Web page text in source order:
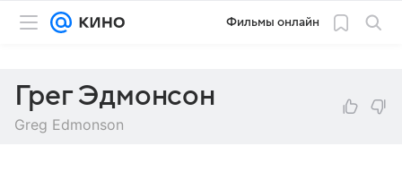
Фильмы онлайн
Грег Эдмонсон
Greg Edmonson